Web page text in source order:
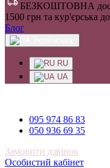
БЕЗКОШТОВНА
1500 грн та кур'єрська
Блог
RU
UA
095 974 86 83
050 936 69 35
Замовити дзвінок
Особистий кабінет